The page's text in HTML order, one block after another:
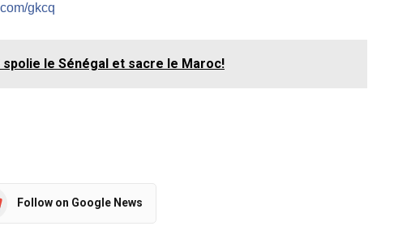
gkcq
spolie le Sénégal et sacre le Maroc!
Follow on Google News